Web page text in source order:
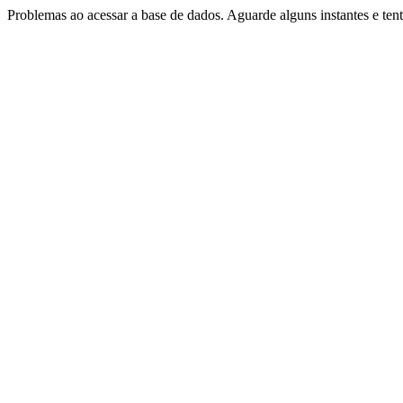
Problemas ao acessar a base de dados. Aguarde alguns instantes e